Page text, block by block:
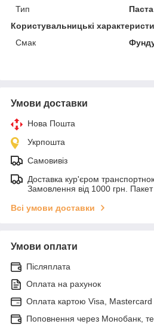
Тип
Паста
Користувальницькі
Смак
Умови доставки
Нова Пошта
Укрпошта
Самовивіз
Доставка кур'єром
Замовлення від 1000 грн. Пакет
Всі умови доставки
Умови оплати
Післяплата
Оплата на рахунок
Оплата картою Visa,
Поповнення через Монобанк,